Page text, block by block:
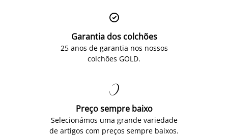

Garantia dos colchões
25 anos de garantia nos nossos
colchões GOLD.

Preço sempre baixo
Selecionámos uma grande variedade
de artigos com preços sempre baixos.